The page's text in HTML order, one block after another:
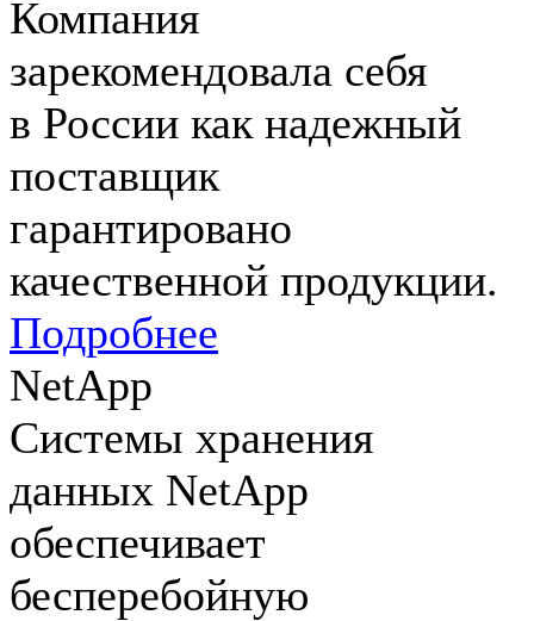
Компания
зарекомендовала себя
в России как надежный
поставщик
гарантировано
качественной продукции.
Подробнее
NetApp
Системы хранения
данных NetApp
обеспечивает
бесперебойную